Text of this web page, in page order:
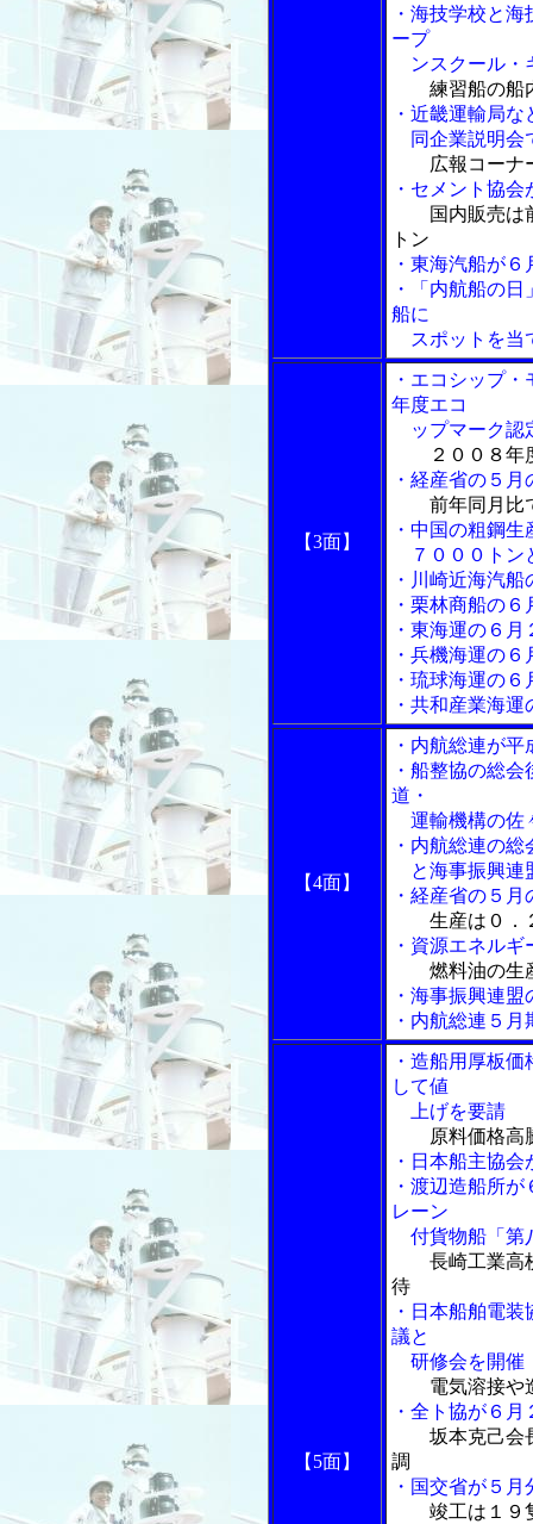
・海技学校と
ープ
ンスクール・
練習船の船
・近畿運輸局
同企業説明会
広報コーナ
・セメント協
国内販売は
トン
・東海汽船が
・「内航船の
船に
スポットを当
【3面】
・エコシップ
年度エコ
ップマーク認
２００８
・経産省の５
前年同月比
・中国の粗鋼
７０００トン
・川崎近海汽
・栗林商船の
・東海運の６
・兵機海運の
・琉球海運の
・共和産業海
【4面】
・内航総連が
・船整協の総
道・
運輸機構の佐
・内航総連の
と海事振興連
・経産省の５
生産は０．
・資源エネル
燃料油の生
・海事振興連
・内航総連５
【5面】
・造船用厚板
して値
上げを要請
原料価格高
・日本船主協
・渡辺造船所
レーン
付貨物船「第
長崎工業高
待
・日本船舶電
議と
研修会を開催
電気溶接や
・全ト協が６
坂本克己会
調
・国交省が５
竣工は１９